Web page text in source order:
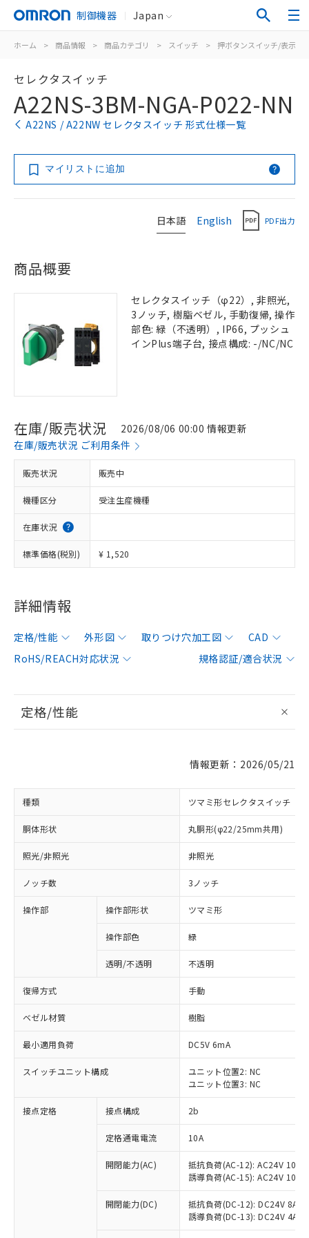
制御機器 Japan
ホーム > 商品情報 > 商品カテゴリ > スイッチ > 押ボタンスイッチ/表示灯
セレクタスイッチ
A22NS-3BM-NGA-P022-NN
A22NS / A22NW セレクタスイッチ 形式仕様一覧
マイリストに追加
日本語 English PDF出力
商品概要
セレクタスイッチ（φ22）, 非照光,
3ノッチ, 樹脂ベゼル, 手動復帰, 操作
部色: 緑（不透明）, IP66, プッシュ
インPlus端子台, 接点構成: -/NC/NC
在庫/販売状況
2026/08/06 00:00 情報更新
在庫/販売状況 ご利用条件
販売状況 販売中
機種区分 受注生産機種
在庫状況
標準価格(税別) ¥ 1,520
詳細情報
定格/性能 外形図 取りつけ穴加工図
CAD
RoHS/REACH対応状況
規格認証/適合状況
定格/性能
情報更新：2026/05/21
種類 ツマミ形セレクタスイッチ
胴体形状 丸胴形(φ22/25mm共用)
照光/非照光 非照光
ノッチ数 3ノッチ
操作部 操作部形状 ツマミ形
操作部色 緑
透明/不透明 不透明
復帰方式 手動
ベゼル材質 樹脂
最小適用負荷 DC5V 6mA
スイッチユニット構成
ユニット位置2: NC
ユニット位置3: NC
接点定格 接点構成 2b
定格通電電流 10A
開閉能力(AC)
抵抗負荷(AC-12): AC24V 10A/
誘導負荷(AC-15): AC24V
開閉能力(DC)
抵抗負荷(DC-12): DC24V 8A/
誘導負荷(DC-13): DC24V 4A/
※1 対応状況
対応済み：EU RoHS指令（10物質）の
非含有に対応した製品が提供可能な商品で
対応予定：EU RoHS指令（10物質）の非含
有に対応した製品に切り替える予定のある